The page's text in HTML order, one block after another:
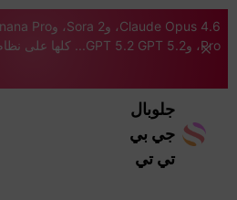
Pro، وGPT 5.2 GPT 5.2... كلها على نظام Pro. 46% OFF
جلوبال
جي بي
تي تي